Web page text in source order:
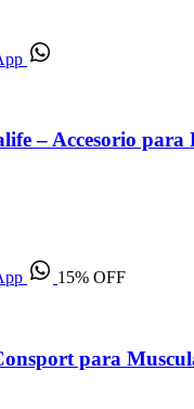
– Accesorio para
15% OFF
para